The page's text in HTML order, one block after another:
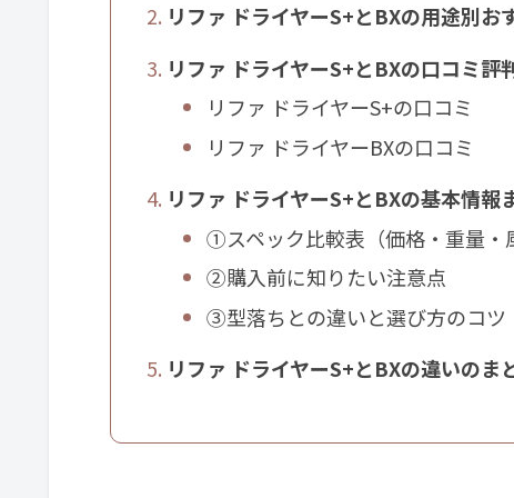
リファ ドライヤーS+とBXの用途別お
リファ ドライヤーS+とBXの口コミ評
リファ ドライヤーS+の口コミ
リファ ドライヤーBXの口コミ
リファ ドライヤーS+とBXの基本情報
①スペック比較表（価格・重量・
②購入前に知りたい注意点
③型落ちとの違いと選び方のコツ
リファ ドライヤーS+とBXの違いのま